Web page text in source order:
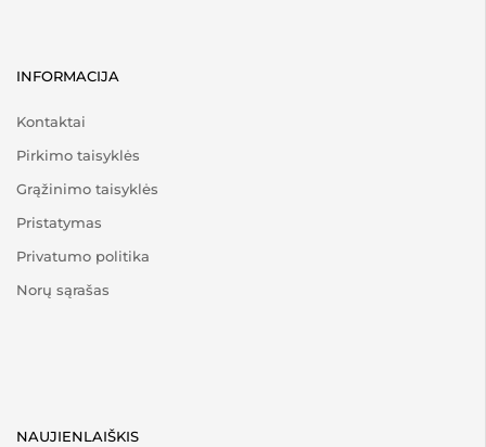
INFORMACIJA
Kontaktai
Pirkimo taisyklės
Grąžinimo taisyklės
Pristatymas
Privatumo politika
Norų sąrašas
NAUJIENLAIŠKIS